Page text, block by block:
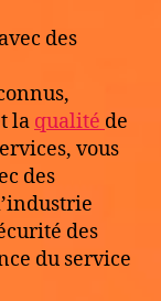
des
la qualité de
vous
des
des
du service